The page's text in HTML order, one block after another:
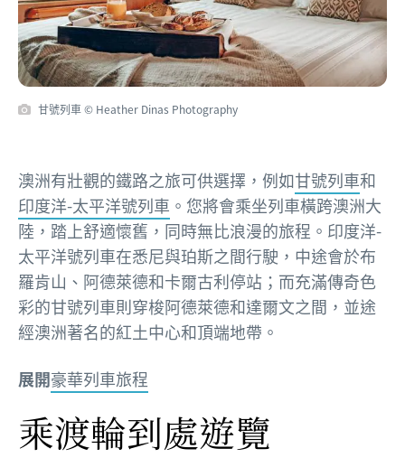
甘號列車 © Heather Dinas Photography
澳洲有壯觀的鐵路之旅可供選擇，例如甘號列車和
印度洋-太平洋號列車 。您將會乘坐列車橫跨澳洲大
陸，踏上舒適懷舊，同時無比浪漫的旅程。印度洋-
太平洋號列車在悉尼與珀斯之間行駛，中途會於布
羅肯山、阿德萊德和卡爾古利停站；而充滿傳奇色
彩的甘號列車則穿梭阿德萊德和達爾文之間，並途
經澳洲著名的紅土中心和頂端地帶。
展開豪華列車旅程
乘渡輪到處遊覽